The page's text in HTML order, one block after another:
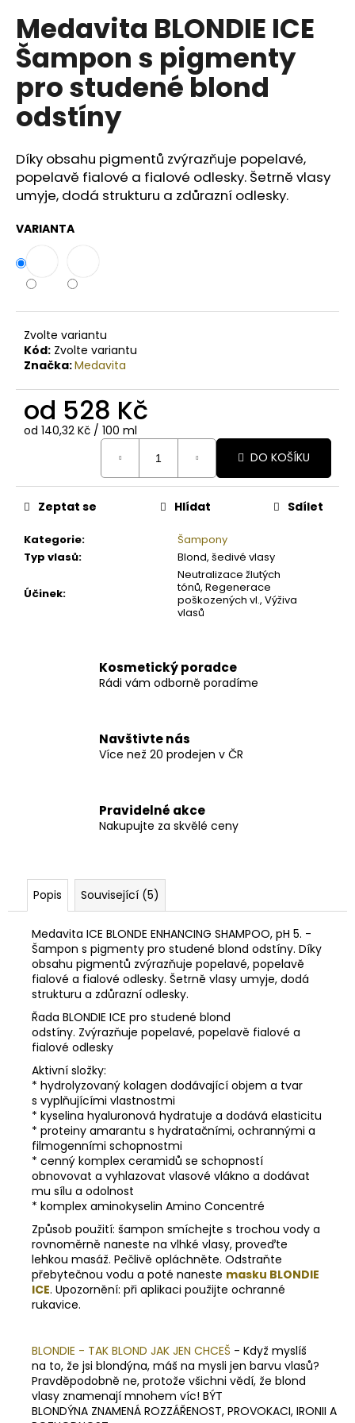
Medavita BLONDIE ICE
Šampon s pigmenty
pro studené blond
odstíny
Díky obsahu pigmentů zvýrazňuje popelavé,
popelavě fialové a fialové odlesky. Šetrně vlasy
umyje, dodá strukturu a zdůrazní odlesky.
VARIANTA
Zvolte variantu
Kód: Zvolte variantu
Značka:Medavita
od 528 Kč
Měrná
od 140,32 Kč / 100 ml
DO KOŠÍKU
Kategorie:
Šampony
Typ vlasů: Blond, šedivé vlasy
Účinek:
Neutralizace žlutých
tónů, Regenerace
poškozených vl., Výživa
vlasů
Zeptat se Hlídat Sdílet
Kosmetický poradce
Rádi vám odborně poradíme
Navštivte nás
Více než 20 prodejen v ČR
Pravidelné akce
Nakupujte za skvělé ceny
Popis Související (5)
Medavita ICE BLONDE ENHANCING SHAMPOO, pH 5. -
Šampon s pigmenty pro studené blond odstíny. Díky
obsahu pigmentů zvýrazňuje popelavé, popelavě
fialové a fialové odlesky. Šetrně vlasy umyje, dodá
strukturu a zdůrazní odlesky.
Řada BLONDIE ICE pro studené blond
odstíny. Zvýrazňuje popelavé, popelavě fialové a
fialové odlesky
Aktivní složky:
* hydrolyzovaný kolagen dodávající objem a tvar
s vyplňujícími vlastnostmi
* kyselina hyaluronová hydratuje a dodává elasticitu
* proteiny amarantu s hydratačními, ochrannými a
filmogenními schopnostmi
* cenný komplex ceramidů se schopností
obnovovat a vyhlazovat vlasové vlákno a dodávat
mu sílu a odolnost
* komplex aminokyselin Amino Concentré
Způsob použití: šampon smíchejte s trochou vody a
rovnoměrně naneste na vlhké vlasy, proveďte
lehkou masáž. Pečlivě opláchněte. Odstraňte
přebytečnou vodu a poté naneste masku BLONDIE
ICE. Upozornění: při aplikaci použijte ochranné
rukavice.
BLONDIE - TAK BLOND JAK JEN CHCEŠ - Když myslíš
na to, že jsi blondýna, máš na mysli jen barvu vlasů?
Pravděpodobně ne, protože všichni vědí, že blond
vlasy znamenají mnohem víc! BÝT
BLONDÝNA ZNAMENÁ ROZZÁŘENOST, PROVOKACI, IRONII A
u
j
e
m
e
COLORLIFE
ŠAMPON
PRO
BARVENÉ
VLASY
EXTRA
LESKEM
409
Kč